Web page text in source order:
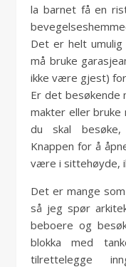
la barnet få en
Det er helt
må bruke
ikke være gjest) for
Er det besøkende
makter eller bruke
du skal
Knappen for å
være i sittehøyde,
Det er mange
så jeg spør
beboere og
blokka med
tilrettelegge